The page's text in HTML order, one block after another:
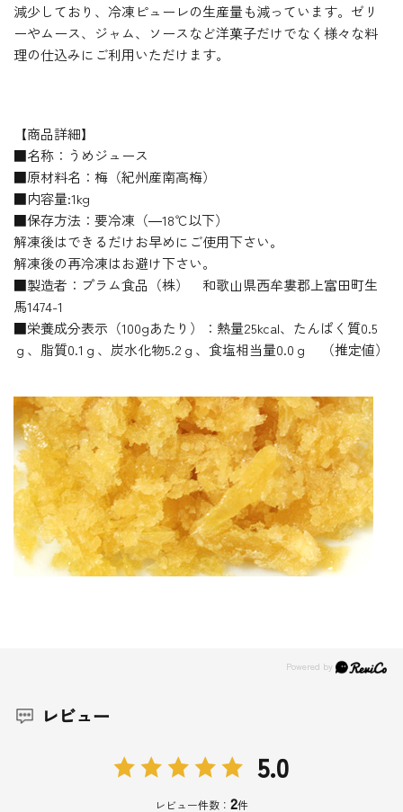
減少しており、冷凍ピューレの生産量も減っています。ゼリ
ーやムース、ジャム、ソースなど洋菓子だけでなく様々な料
理の仕込みにご利用いただけます。
【商品詳細】
■名称：うめジュース
■原材料名：梅（紀州産南高梅）
■内容量:1kg
■保存方法：要冷凍（―18℃以下）
解凍後はできるだけお早めにご使用下さい。
解凍後の再冷凍はお避け下さい。
■製造者：プラム食品（株） 和歌山県西牟婁郡上富田町生
馬1474-1
■栄養成分表示（100gあたり）：熱量25kcal、たんぱく質0.5
ｇ、脂質0.1ｇ、炭水化物5.2ｇ、食塩相当量0.0ｇ （推定値）
レビュー
5.0
レビュー件数： 2件